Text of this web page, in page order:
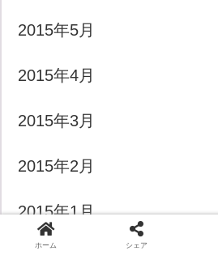
2015年5月
2015年4月
2015年3月
2015年2月
2015年1月
ホーム シェア